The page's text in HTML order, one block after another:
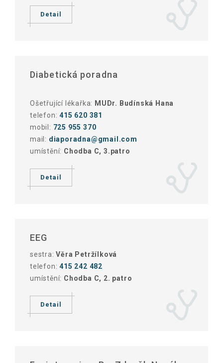
Detail
Diabetická poradna
Ošetřující lékařka: MUDr. Budínská Hana
telefon:415 620 381
mobil: 725 955 370
mail: diaporadna@gmail.com
umístění: Chodba C, 3.patro
Detail
EEG
sestra:Věra Petržílková
telefon:415 242 482
umístění: Chodba C, 2. patro
Detail